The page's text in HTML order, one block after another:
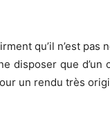
qu’il n’est pas
disposer que
un rendu très